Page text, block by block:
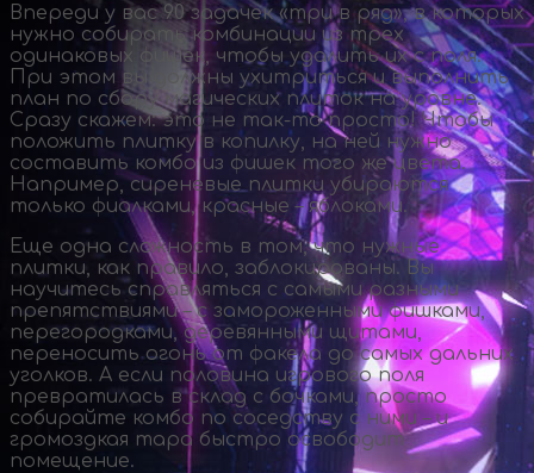
Впереди у вас 90 задачек «три в ряд», в которых
нужно собирать комбинации из трех
одинаковых фишек, чтобы удалить их с поля.
При этом вы должны ухитриться и выполнить
план по сбору магических плиток на уровне.
Сразу скажем: это не так-топросто! Чтобы
положить плитку в копилку, на ней нужно
составить комбо из фишек того же цвета.
Например, сиреневые плитки убираются
только фиалками, красные – яблоками.
Еще одна сложность в том, что нужные
плитки, как правило, заблокированы. Вы
научитесь справляться с самыми разными
препятствиями – с замороженными фишками,
перегородками, деревянными щитами,
переносить огонь от факела до самых дальних
уголков. А если половина игрового поля
превратилась в склад с бочками, просто
собирайте комбо по соседству с ними – и
громоздкая тара быстро освободит
помещение.